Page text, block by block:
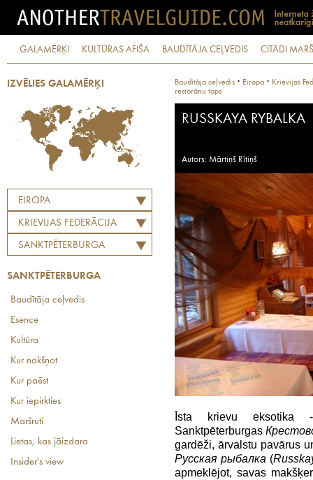
GALAMĒRĶI KULTŪRAS AFIŠA BAUDĪTĀJA CEĻVEDIS CITĀDI
IZVĒLIES GALAMĒRĶI
EIROPA
KRIEVIJAS FEDERĀCIJA
SANKTPĒTERBURGA
SANKTPĒTERBURGA
Baudītāja ceļvedis
Esence
Kultūra
Kur nakšņot
Kur paēst
Kur iepirkties
Maršruti
Lietas, kas jāizdara
Insider's view
Baudītāja ceļvedis · Eiropa · Krievijas
restorānu tops
RUSSKAYA RYBALKA
Autors: Mārtiņš Rītiņš
Īsta krievu eksotika
Sanktpēterburgas
gardēži, ārvalstu pavārus
Русская рыбалка (
apmeklējot, savas